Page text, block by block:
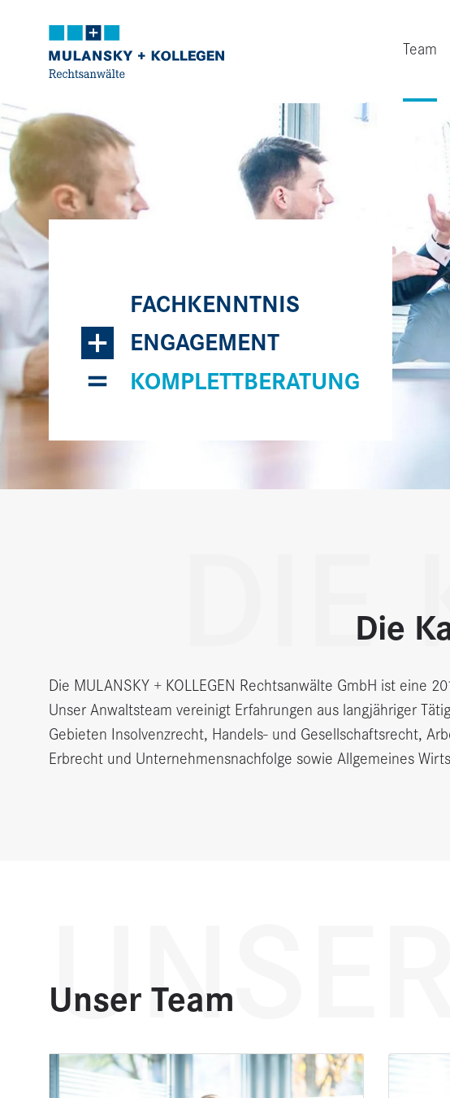
Navigation
Kontakt
Service
Team
FACHKENNTNIS
+
ENGAGEMENT
=
KOMPLETTBERATUNG
Die
Die MULANSKY + KOLLEGEN Rechtsanwälte GmbH ist eine
Unser Anwaltsteam vereinigt Erfahrungen aus langjähriger
Gebieten Insolvenzrecht, Handels- und Gesellschaftsrecht,
Erbrecht und Unternehmensnachfolge sowie Allgemeines
Unser Team